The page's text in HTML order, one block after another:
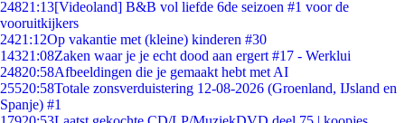
24821:13[Videoland] B&B vol liefde 6de seizoen #1 voor de
vooruitkijkers
2421:12Op vakantie met (kleine) kinderen #30
14321:08Zaken waar je je echt dood aan ergert #17 - Werklui
24820:58Afbeeldingen die je gemaakt hebt met AI
25520:58Totale zonsverduistering 12-08-2026 (Groenland, IJsland en
Spanje) #1